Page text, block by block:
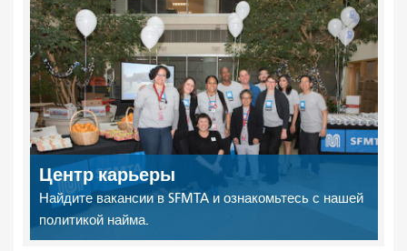
Центр карьеры
Найдите вакансии в SFMTA и ознакомьтесь с нашей
политикой найма.